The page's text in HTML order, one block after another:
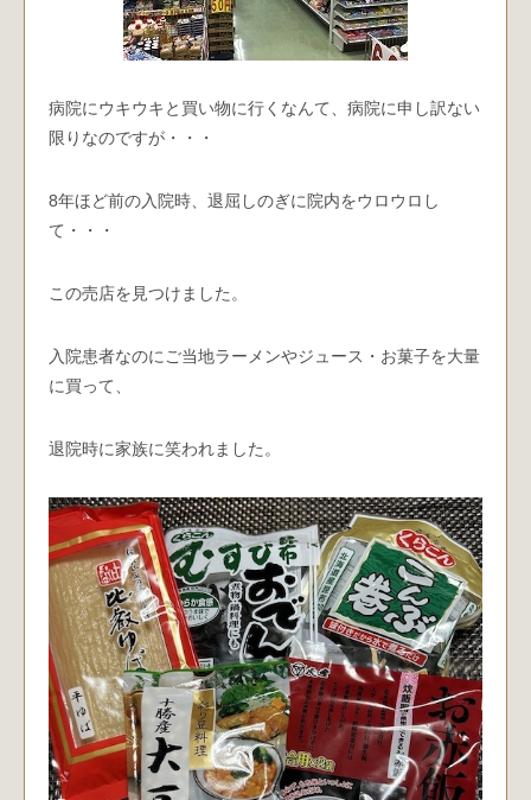
病院にウキウキと買い物に行くなんて、病院に申し訳ない
限りなのですが・・・
8年ほど前の入院時、退屈しのぎに院内をウロウロし
て・・・
この売店を見つけました。
入院患者なのにご当地ラーメンやジュース・お菓子を大量
に買って、
退院時に家族に笑われました。